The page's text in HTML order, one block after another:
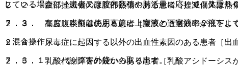
２．２． 腹部挫滅傷又は腹部熱傷のある患者［挫滅傷又は熱
２．３． 高度腹膜癒着のある患者［腹膜の透過効率が低下し
２．４． 尿毒症に起因する以外の出血性素因のある患者［出
２．５． 乳酸代謝障害の疑いのある患者［乳酸アシドーシス
じている場合に、患者の腹腔内容積や肺活量に応じて（体重６
７．３． なお、本剤は使用直前に上室液と下室液の２液をよ
＜混合操作＞
７．３．１． バッグを外袋から取り出す。